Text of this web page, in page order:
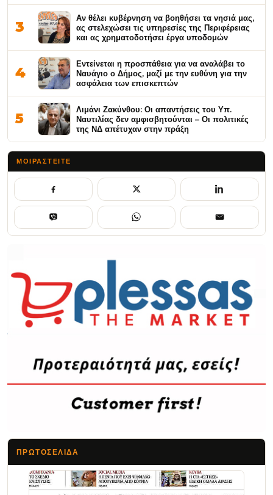
3
Αν θέλει κυβέρνηση να βοηθήσει τα νησιά μας,
ας στελεχώσει τις υπηρεσίες της Περιφέρειας
και ας χρηματοδοτήσει έργα υποδομών
4
Εντείνεται η προσπάθεια για να αναλάβει το
Ναυάγιο ο Δήμος, μαζί με την ευθύνη για την
ασφάλεια των επισκεπτών
5
Λιμάνι Ζακύνθου: Οι απαντήσεις του Υπ.
Ναυτιλίας δεν αμφισβητούνται – Οι πολιτικές
της ΝΔ απέτυχαν στην πράξη
ΜΟΙΡΑΣΤΕΊΤΕ
ΠΡΩΤΟΣΈΛΙΔΑ